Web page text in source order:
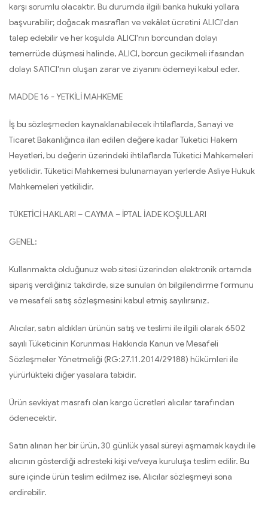
karşı sorumlu olacaktır. Bu durumda ilgili banka hukuki yollara
başvurabilir; doğacak masrafları ve vekâlet ücretini ALICI'dan
talep edebilir ve her koşulda ALICI'nın borcundan dolayı
temerrüde düşmesi halinde, ALICI, borcun gecikmeli ifasından
dolayı SATICI'nın oluşan zarar ve ziyanını ödemeyi kabul eder.
MADDE 16 - YETKİLİ MAHKEME
İş bu sözleşmeden kaynaklanabilecek ihtilaflarda, Sanayi ve
Ticaret Bakanlığınca ilan edilen değere kadar Tüketici Hakem
Heyetleri, bu değerin üzerindeki ihtilaflarda Tüketici Mahkemeleri
yetkilidir. Tüketici Mahkemesi bulunamayan yerlerde Asliye Hukuk
Mahkemeleri yetkilidir.
TÜKETİCİ HAKLARI – CAYMA – İPTAL İADE KOŞULLARI
GENEL:
Kullanmakta olduğunuz web sitesi üzerinden elektronik ortamda
sipariş verdiğiniz takdirde, size sunulan ön bilgilendirme formunu
ve mesafeli satış sözleşmesini kabul etmiş sayılırsınız.
Alıcılar, satın aldıkları ürünün satış ve teslimi ile ilgili olarak 6502
sayılı Tüketicinin Korunması Hakkında Kanun ve Mesafeli
Sözleşmeler Yönetmeliği (RG:27.11.2014/29188) hükümleri ile
yürürlükteki diğer yasalara tabidir.
Ürün sevkiyat masrafı olan kargo ücretleri alıcılar tarafından
ödenecektir.
Satın alınan her bir ürün, 30 günlük yasal süreyi aşmamak kaydı ile
alıcının gösterdiği adresteki kişi ve/veya kuruluşa teslim edilir. Bu
süre içinde ürün teslim edilmez ise, Alıcılar sözleşmeyi sona
erdirebilir.